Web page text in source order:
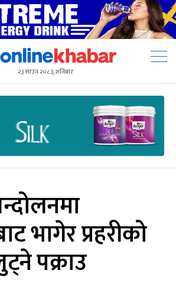
२३ साउन २०८३, शनिबार
भागेर प्रहरीको
पक्राउ